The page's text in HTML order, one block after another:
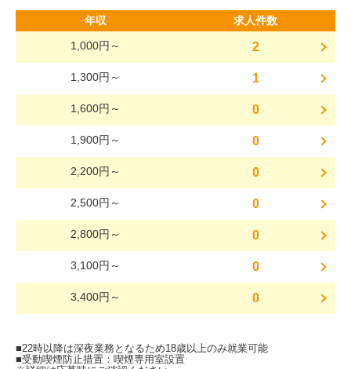
年収
求人件数
1,000円～
2
1,300円～ 1
1,600円～ 0
1,900円～ 0
2,200円～ 0
2,500円～ 0
2,800円～ 0
3,100円～ 0
3,400円～ 0